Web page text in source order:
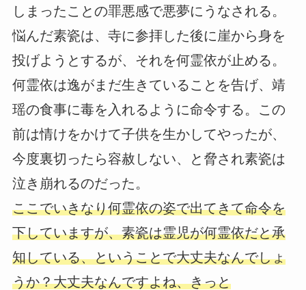
しまったことの罪悪感で悪夢にうなされる。
悩んだ素瓷は、寺に参拝した後に崖から身を
投げようとするが、それを何霊依が止める。
何霊依は逸がまだ生きていることを告げ、靖
瑶の食事に毒を入れるように命令する。この
前は情けをかけて子供を生かしてやったが、
今度裏切ったら容赦しない、と脅され素瓷は
泣き崩れるのだった。
ここでいきなり何霊依の姿で出てきて命令を
下していますが、素瓷は霊児が何霊依だと承
知している、ということで大丈夫なんでしょ
うか？大丈夫なんですよね、きっと